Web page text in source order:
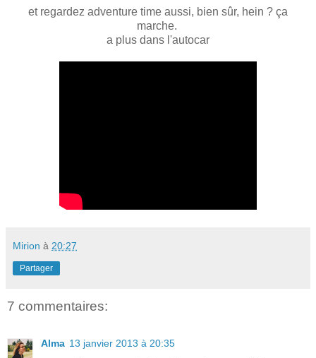
et regardez adventure time aussi, bien sûr, hein ? ça
marche.
a plus dans l'autocar
Mirion à 20:27
Partager
7 commentaires:
Alma 13 janvier 2013 à 20:35